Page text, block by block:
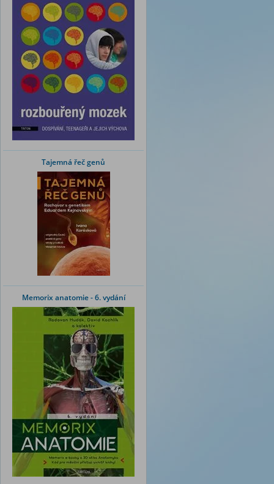
Tajemná řeč genů
Memorix anatomie - 6. vydání